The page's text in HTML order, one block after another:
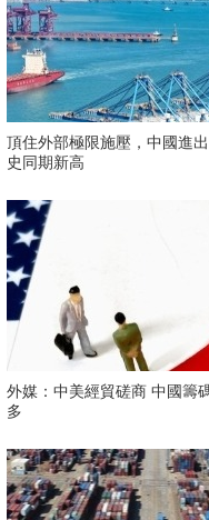
頂住外部極限施壓，中國進
史同期新高
外媒：中美經貿磋商 中國籌
多